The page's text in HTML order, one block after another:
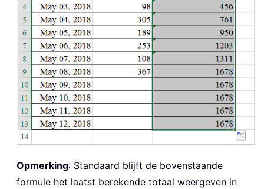
Opmerking: Standaard blijft de bovenstaande
formule het laatst berekende totaal weergeven in